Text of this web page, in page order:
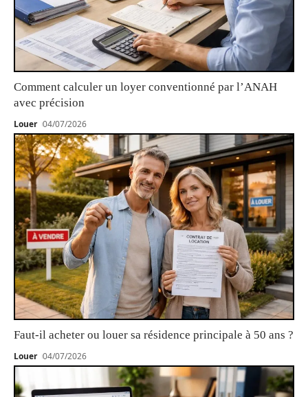
Comment calculer un loyer conventionné par l’ANAH
avec précision
Louer 04/07/2026
Faut-il acheter ou louer sa résidence principale à 50 ans ?
Louer 04/07/2026